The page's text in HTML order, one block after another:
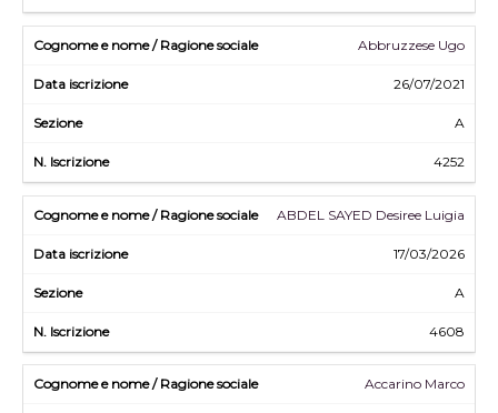
Abbruzzese Ugo
26/07/2021
A
4252
ABDEL SAYED Desiree Luigia
17/03/2026
A
4608
Accarino Marco